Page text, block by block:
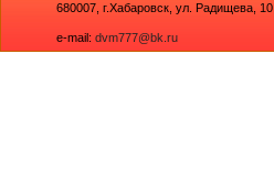
680007, г.Хабаровск, ул. Радищева, 10
e-mail: dvm777@bk.ru